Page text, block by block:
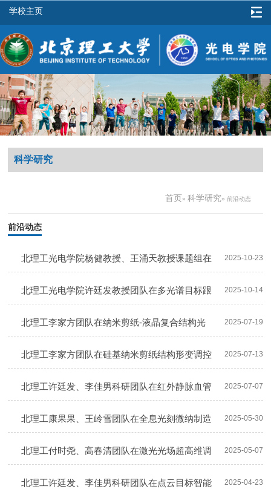
学校主页
科学研究
首页» 科学研究» 前沿动态
前沿动态
2025-10-23
北理工光电学院杨健教授、王涌天教授课题组在
骨折复位手术智能规划方面取得新突破 2025-10-14
北理工光电学院许廷发教授团队在多光谱目标跟
踪领域取得新突破 2025-07-19
北理工李家方团队在纳米剪纸-液晶复合结构光
学手性动态调控方面取得重要进展 2025-07-13
北理工李家方团队在硅基纳米剪纸结构形变调控
方面取得重要突破 2025-07-07
北理工许廷发、李佳男科研团队在红外静脉血管
智能识别领域取得新进展 2025-05-30
北理工康果果、王岭雪团队在全息光刻微纳制造
领域取得重要进展 2025-05-07
北理工付时尧、高春清团队在激光光场超高维调
控研究方面取得重要突破 2025-04-23
北理工许廷发、李佳男科研团队在点云目标智能